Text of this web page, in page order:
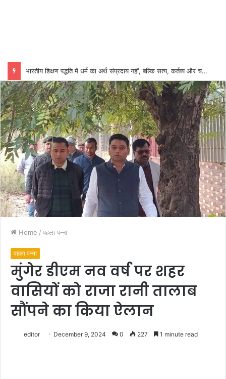
भारतीय शिक्षण पद्धति में धर्म का अर्थ संप्रदाय नहीं, बल्कि सत्य, कर्तव्य और चरित्र निर्माण है: विजय प्रकाश
Home / पहला पन्ना
पहला पन्ना
मुंगेर डीएम नव वर्ष पर शहर
वासियों को राजा रानी तालाब
सौंपने का किया ऐलान
editor December 9, 2024 0 227 1 minute read